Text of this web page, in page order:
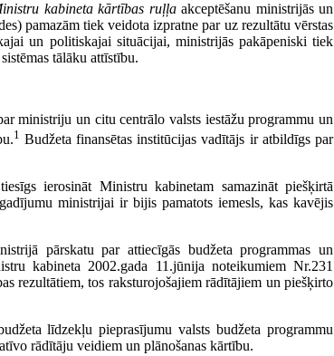
kabineta kārtības ruļļaakceptēšanu ministrijās un
pamazām tiek veidota izpratne par uz rezultātu vērstas
un politiskajai situācijai, ministrijās pakāpeniski tiek
tālāku attīstību.
ministriju un citu centrālo valsts iestāžu programmu un
1 Budžeta finansētas institūcijas vadītājs ir atbildīgs par
ierosināt Ministru kabinetam samazināt piešķirtā
ministrijai ir bijis pamatots iemesls, kas kavējis
pārskatu par attiecīgās budžeta programmas un
kabineta 2002.gada 11.jūnija noteikumiem Nr.231
rezultātiem, tos raksturojošajiem rādītājiem un piešķirto
līdzekļu pieprasījumu valsts budžeta programmu
rādītāju veidiem un plānošanas kārtību.